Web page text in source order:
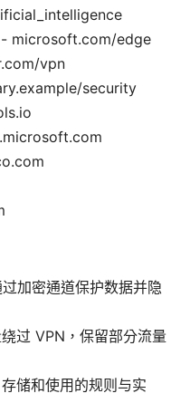
microsoft.com/edge
vpn
security
加密通道保护数据并隐
过 VPN，保留部分流量
储和使用的规则与实